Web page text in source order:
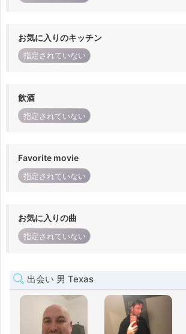
お気に入りのキッチン
指定されていない
飲酒
指定されていない
Favorite movie
指定されていない
お気に入りの曲
指定されていない
出会い 男 Texas